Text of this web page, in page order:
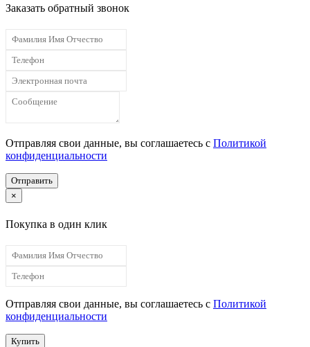
Заказать обратный звонок
Отправляя свои данные, вы соглашаетесь с Политикой
конфиденциальности
Отправить
×
Покупка в один клик
Отправляя свои данные, вы соглашаетесь с Политикой
конфиденциальности
Купить